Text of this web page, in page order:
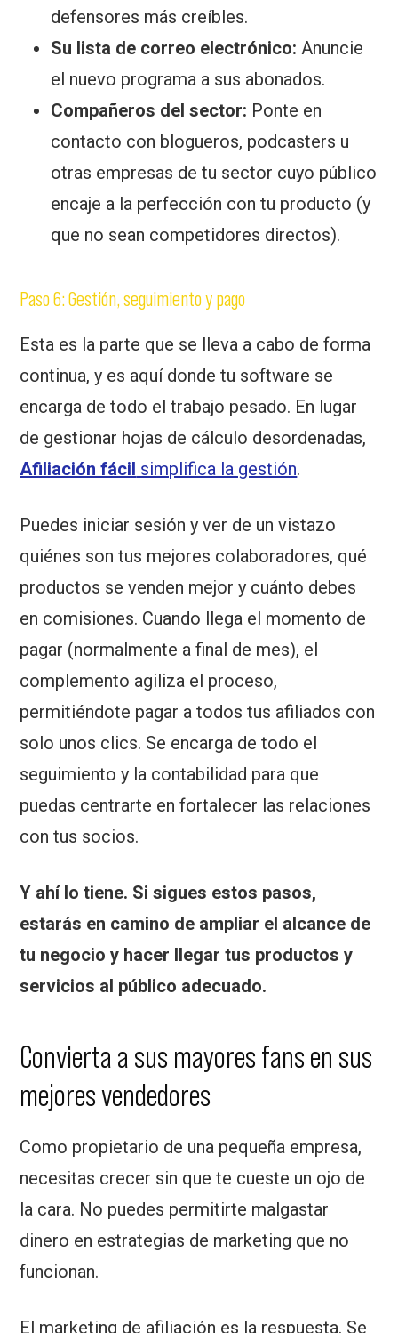
defensores más creíbles.
Su lista de correo electrónico: Anuncie
el nuevo programa a sus abonados.
Compañeros del sector: Ponte en
contacto con blogueros, podcasters u
otras empresas de tu sector cuyo público
encaje a la perfección con tu producto (y
que no sean competidores directos).
Paso 6: Gestión, seguimiento y pago
Esta es la parte que se lleva a cabo de forma
continua, y es aquí donde tu software se
encarga de todo el trabajo pesado. En lugar
de gestionar hojas de cálculo desordenadas,
Afiliación fácil simplifica la gestión.
Puedes iniciar sesión y ver de un vistazo
quiénes son tus mejores colaboradores, qué
productos se venden mejor y cuánto debes
en comisiones. Cuando llega el momento de
pagar (normalmente a final de mes), el
complemento agiliza el proceso,
permitiéndote pagar a todos tus afiliados con
solo unos clics. Se encarga de todo el
seguimiento y la contabilidad para que
puedas centrarte en fortalecer las relaciones
con tus socios.
Y ahí lo tiene. Si sigues estos pasos,
estarás en camino de ampliar el alcance de
tu negocio y hacer llegar tus productos y
servicios al público adecuado.
Convierta a sus mayores fans en sus
mejores vendedores
Como propietario de una pequeña empresa,
necesitas crecer sin que te cueste un ojo de
la cara. No puedes permitirte malgastar
dinero en estrategias de marketing que no
funcionan.
El marketing de afiliación es la respuesta. Se